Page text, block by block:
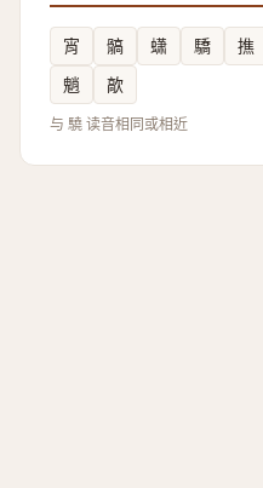
宵 髇 蟏 驕 撨
魈
歊
与 驍 读音相同或相近